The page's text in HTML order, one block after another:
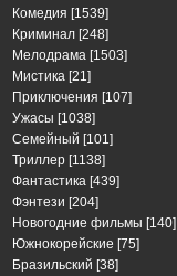
Комедия [1539]
Криминал [248]
Мелодрама [1503]
Мистика [21]
Приключения [107]
Ужасы [1038]
Семейный [101]
Триллер [1138]
Фантастика [439]
Фэнтези [204]
Новогодние фильмы [140]
Южнокорейские [75]
Бразильский [38]